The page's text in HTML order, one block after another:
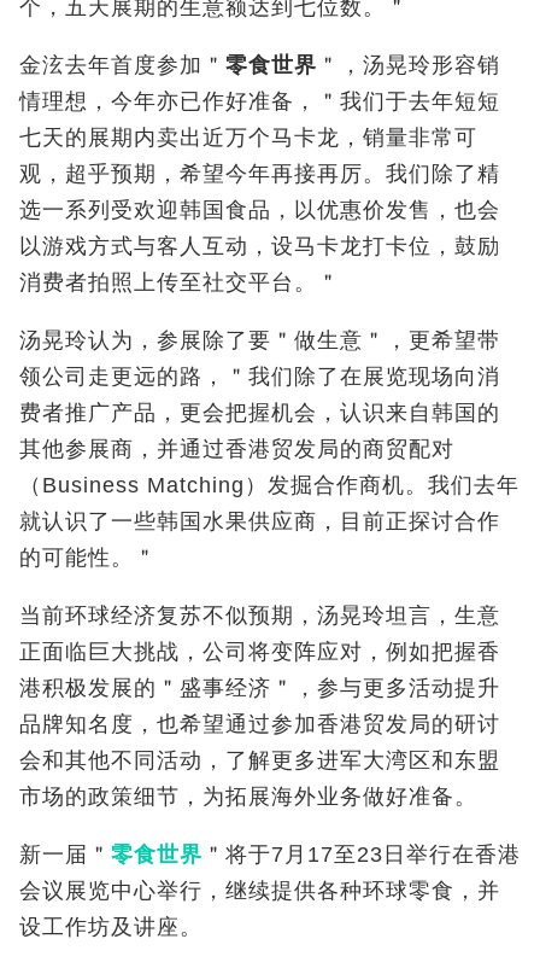
个，五天展期的生意额达到七位数。＂
金泫去年首度参加 ＂ 零食世界 ＂ ， 汤晃玲形容销
情理想，今年亦已作好准备，＂我们于去年短短
七天的展期内卖出近万个马卡龙，销量非常可
观，超乎预期，希望今年再接再厉。我们除了精
选一系列受欢迎韩国食品，以优惠价发售，也会
以游戏方式与客人互动，设马卡龙打卡位，鼓励
消费者拍照上传至社交平台。＂
汤晃玲认为，参展除了要＂做生意＂，更希望带
领公司走更远的路，＂我们除了在展览现场向消
费者推广产品，更会把握机会，认识来自韩国的
其他参展商，并通过香港贸发局的商贸配对
（ Business Matching ）发掘合作商机。我们去年
就认识了一些韩国水果供应商，目前正探讨合作
的可能性。＂
当前环球经济复苏不似预期，汤晃玲坦言，生意
正面临巨大挑战，公司将变阵应对，例如把握香
港积极发展的＂盛事经济＂，参与更多活动提升
品牌知名度，也希望通过参加香港贸发局的研讨
会和其他不同活动，了解更多进军大湾区和东盟
市场的政策细节，为拓展海外业务做好准备。
新一届＂ 零食世界 ＂将于7 月 17至23 日举行在香港
会议展览中心举行 ，继续提供各种环球零食，并
设工作坊及讲座。